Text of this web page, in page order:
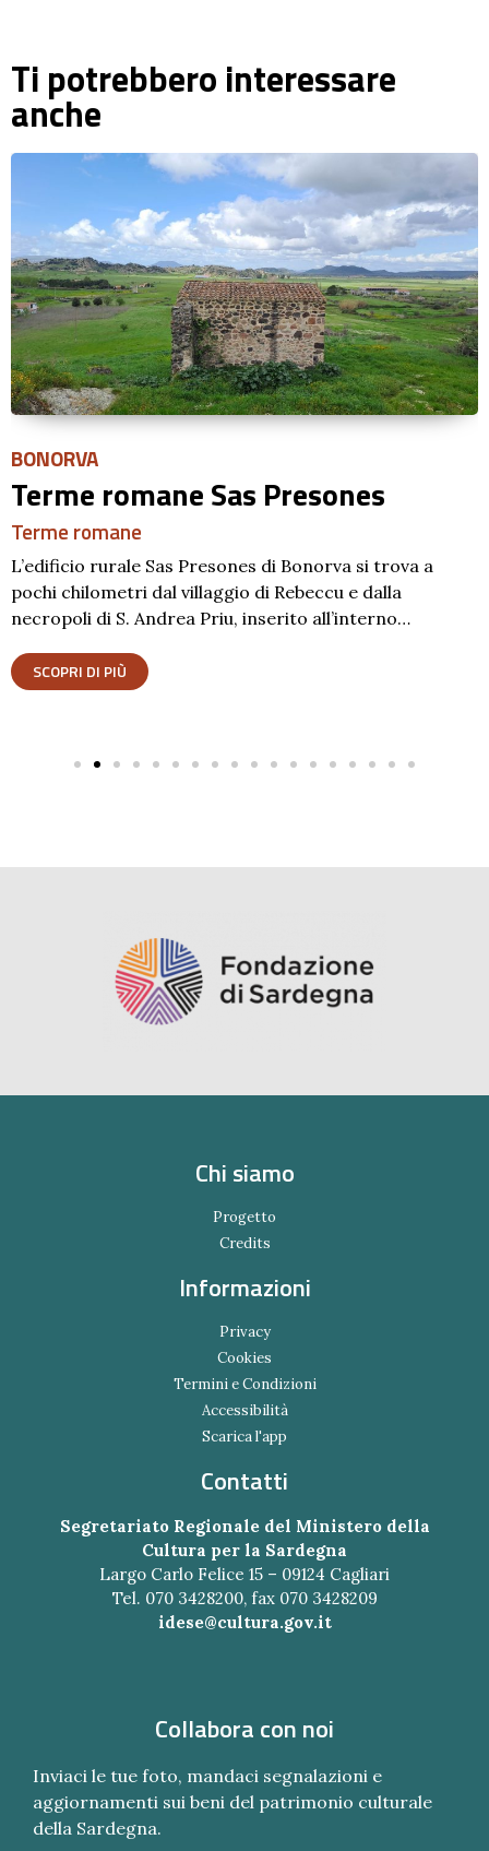
Ti potrebbero interessare
anche
BONORVA
Terme romane Sas Presones
Terme romane
L’edificio rurale Sas Presones di Bonorva si trova a
pochi chilometri dal villaggio di Rebeccu e dalla
necropoli di S. Andrea Priu, inserito all’interno…
SCOPRI DI PIÙ
Chi siamo
Progetto
Credits
Informazioni
Privacy
Cookies
Termini e Condizioni
Accessibilità
Scarica l'app
Contatti
Segretariato Regionale del Ministero della
Cultura per la Sardegna
Largo Carlo Felice 15 – 09124 Cagliari
Tel. 070 3428200, fax 070 3428209
idese@cultura.gov.it
Collabora con noi
Inviaci le tue foto, mandaci segnalazioni e
aggiornamenti sui beni del patrimonio culturale
della Sardegna.